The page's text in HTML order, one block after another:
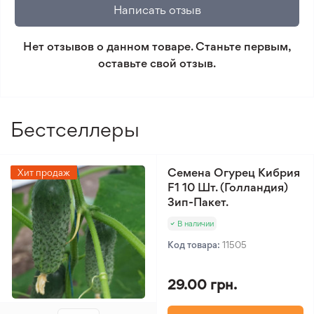
без волокон. Фасоль «Скуба» отлично подходит
консервирования и сушки, сохраняя вкус и
товарные качества.
который не соответствует ожиданиям. Согласно
условиям возврата.
Написать отзыв
Нет отзывов о данном товаре. Станьте первым,
оставьте свой отзыв.
Бестселлеры
Хит продаж
Семена Огурец Кибрия
F1 10 Шт. (Голландия)
Зип-Пакет.
В наличии
Код товара: 11505
29.00 грн.